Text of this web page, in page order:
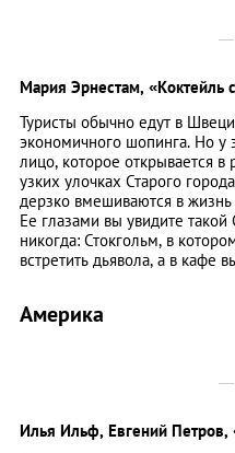
Мария Эрнестам, «Коктейль
Туристы обычно едут в
экономичного шопинга. Но у
лицо, которое открывается
узких улочках Старого
дерзко вмешиваются в
Ее глазами вы увидите
никогда: Стокгольм, в
встретить дьявола, а в
Америка
Илья Ильф, Евгений Петров,